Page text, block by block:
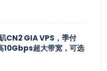
CN2 GIA VPS，季付
10Gbps超大带宽，可选